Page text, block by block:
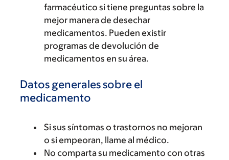
farmacéutico si tiene preguntas sobre la
mejor manera de desechar
medicamentos. Pueden existir
programas de devolución de
medicamentos en su área.
Datos generales sobre el
medicamento
Si sus síntomas o trastornos no mejoran
o si empeoran, llame al médico.
No comparta su medicamento con otras